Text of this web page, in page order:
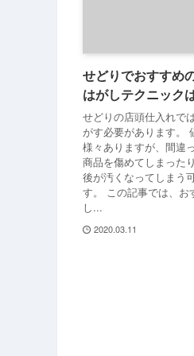
せどりでおすすめ
はがしテクニック
せどりの店頭仕入れで
がす必要があります。
様々ありますが、間違
商品を傷めてしまった
後が汚くなってしまう
す。 この記事では、お
し...
2020.03.11